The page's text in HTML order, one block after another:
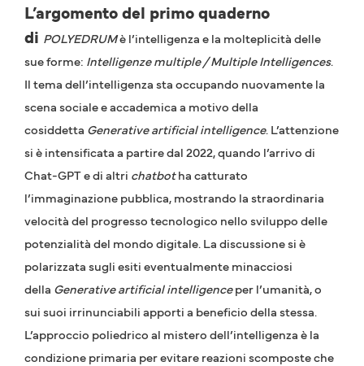
L’argomento del primo quaderno
di POLYEDRUMè l’intelligenza e la molteplicità delle
sue forme: Intelligenze multiple / Multiple Intelligences.
Il tema dell’intelligenza sta occupando nuovamente la
scena sociale e accademica a motivo della
cosiddetta Generative artificial intelligence. L’attenzione
si è intensificata a partire dal 2022, quando l’arrivo di
Chat-GPT e di altri chatbotha catturato
l’immaginazione pubblica, mostrando la straordinaria
velocità del progresso tecnologico nello sviluppo delle
potenzialità del mondo digitale. La discussione si è
polarizzata sugli esiti eventualmente minacciosi
della Generative artificial intelligenceper l’umanità, o
sui suoi irrinunciabili apporti a beneficio della stessa.
L’approccio poliedrico al mistero dell’intelligenza è la
condizione primaria per evitare reazioni scomposte che